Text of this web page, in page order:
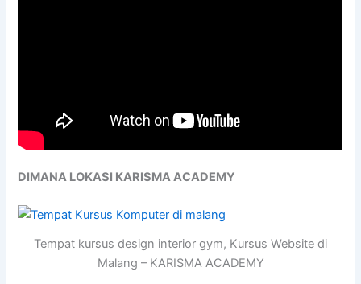
DIMANA LOKASI KARISMA ACADEMY
Tempat kursus design interior gym, Kursus Website di
Malang – KARISMA ACADEMY